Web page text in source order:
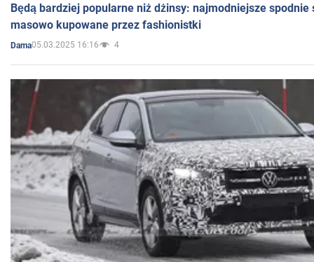
Będą bardziej popularne niż dżinsy: najmodniejsze spodnie
masowo kupowane przez fashionistki
Dama05.03.2025 16:16 4